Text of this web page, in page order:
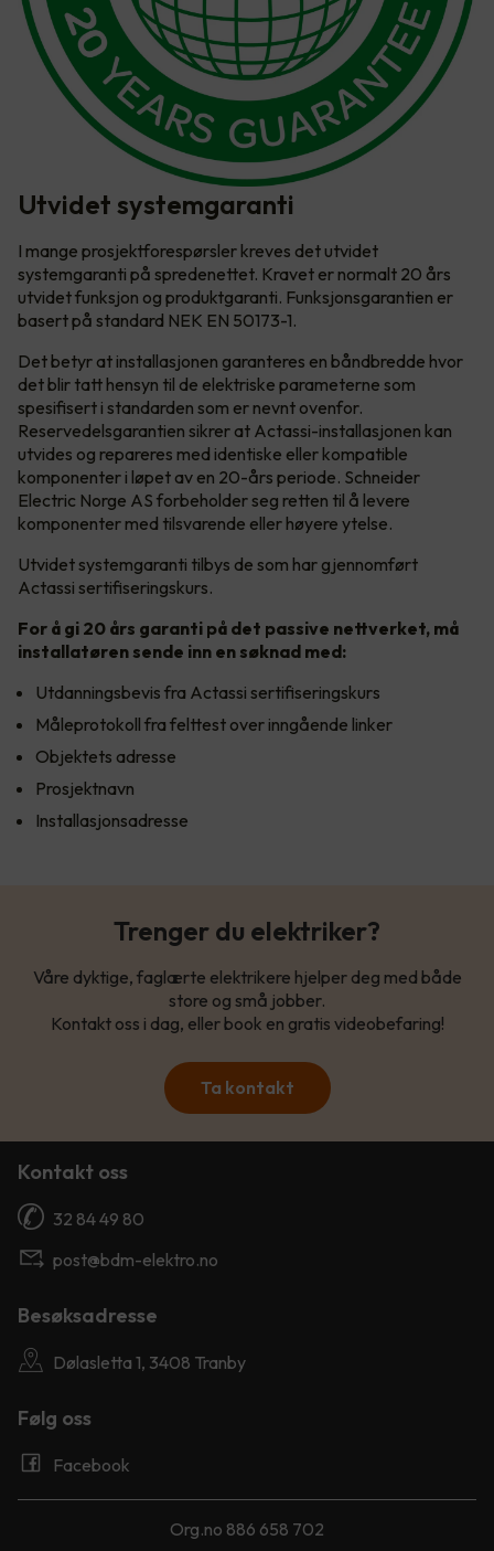
Utvidet systemgaranti
I mange prosjektforespørsler kreves det utvidet
systemgaranti på spredenettet. Kravet er normalt 20 års
utvidet funksjon og produktgaranti. Funksjonsgarantien er
basert på standard NEK EN 50173-1.
Det betyr at installasjonen garanteres en båndbredde hvor
det blir tatt hensyn til de elektriske parameterne som
spesifisert i standarden som er nevnt ovenfor.
Reservedelsgarantien sikrer at Actassi-installasjonen kan
utvides og repareres med identiske eller kompatible
komponenter i løpet av en 20-års periode. Schneider
Electric Norge AS forbeholder seg retten til å levere
komponenter med tilsvarende eller høyere ytelse.
Utvidet systemgaranti tilbys de som har gjennomført
Actassi sertifiseringskurs.
For å gi 20 års garanti på det passive nettverket, må
installatøren sende inn en søknad med:
Utdanningsbevis fra Actassi sertifiseringskurs
Måleprotokoll fra felttest over inngående linker
Objektets adresse
Prosjektnavn
Installasjonsadresse
Trenger du elektriker?
Våre dyktige, faglærte elektrikere hjelper deg med både
store og små jobber.
Kontakt oss i dag, eller book en gratis videobefaring!
Ta kontakt
Kontakt oss
32 84 49 80
post@bdm-elektro.no
Besøksadresse
Dølasletta 1, 3408 Tranby
Følg oss
Facebook
Org.no 886 658 702